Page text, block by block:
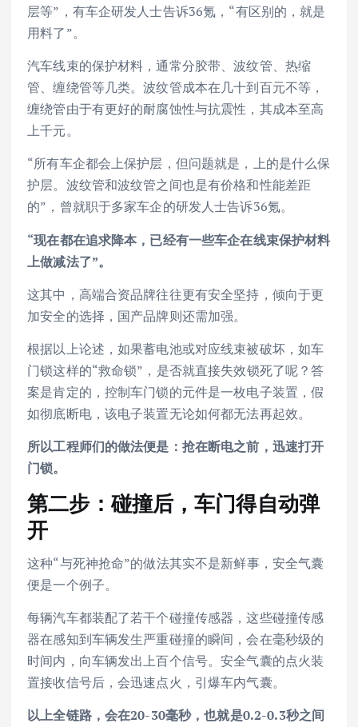
层等”，有车企研发人士告诉36氪，“有区别的，就是
用料了”。
汽车线束的保护材料，通常分胶带、波纹管、热缩
管、缠绕管等几类。波纹管成本在几十到百元不等，
缠绕管由于有更好的耐腐蚀性与抗震性，其成本至高
上千元。
“所有车企都会上保护层，但问题就是，上的是什么保
护层。波纹管和波纹管之间也是有价格和性能差距
的”，曾就职于多家车企的研发人士告诉36氪。
“现在都在追求降本，已经有一些车企在线束保护材料
上做减法了”。
这其中，高端合资品牌往往更有安全坚持，倾向于更
加安全的选择，国产品牌则还需加强。
根据以上论述，如果蓄电池或对应线束被破坏，如车
门锁这样的“救命锁”，是否就直接失效锁死了呢？答
案是肯定的，控制车门锁的元件是一枚电子装置，假
如彻底断电，该电子装置无论如何都无法再起效。
所以工程师们的做法便是：抢在断电之前，迅速打开
门锁。
第二步：碰撞后，车门得自动弹
开
这种“与死神抢命”的做法其实不是新鲜事，安全气囊
便是一个例子。
每辆汽车都装配了若干个碰撞传感器，这些碰撞传感
器在感知到车辆发生严重碰撞的瞬间，会在毫秒级的
时间内，向车辆发出上百个信号。安全气囊的点火装
置接收信号后，会迅速点火，引爆车内气囊。
以上全链路，会在20-30毫秒，也就是0.2-0.3秒之间